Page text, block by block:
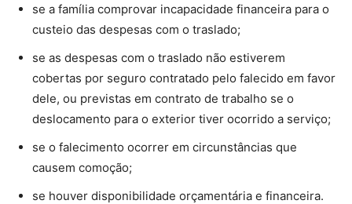
se a família comprovar incapacidade financeira para o
custeio das despesas com o traslado;
se as despesas com o traslado não estiverem
cobertas por seguro contratado pelo falecido em favor
dele, ou previstas em contrato de trabalho se o
deslocamento para o exterior tiver ocorrido a serviço;
se o falecimento ocorrer em circunstâncias que
causem comoção;
se houver disponibilidade orçamentária e financeira.